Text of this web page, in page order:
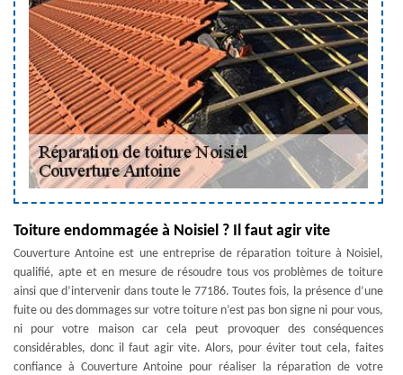
Toiture endommagée à Noisiel ? Il faut agir vite
Couverture Antoine est une entreprise de réparation toiture à Noisiel,
qualifié, apte et en mesure de résoudre tous vos problèmes de toiture
ainsi que d’intervenir dans toute le 77186. Toutes fois, la présence d’une
fuite ou des dommages sur votre toiture n’est pas bon signe ni pour vous,
ni pour votre maison car cela peut provoquer des conséquences
considérables, donc il faut agir vite. Alors, pour éviter tout cela, faites
confiance à Couverture Antoine pour réaliser la réparation de votre